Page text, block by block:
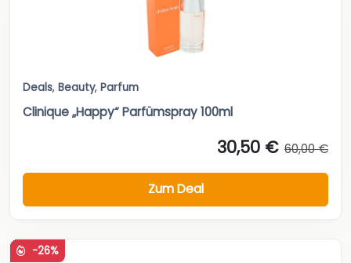
Deals, Beauty, Parfum
Clinique „Happy“ Parfümspray 100ml
30,50 € 60,00 €
Zum Deal
-26%